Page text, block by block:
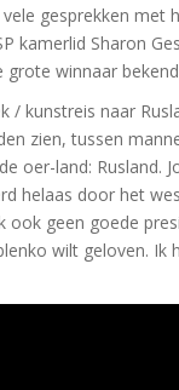
gesprekken met
kamerlid Sharon
grote winnaar
/ kunstreis naar
zien, tussen
oer-land: Rusland.
helaas door het
ook geen goede
wilt geloven.